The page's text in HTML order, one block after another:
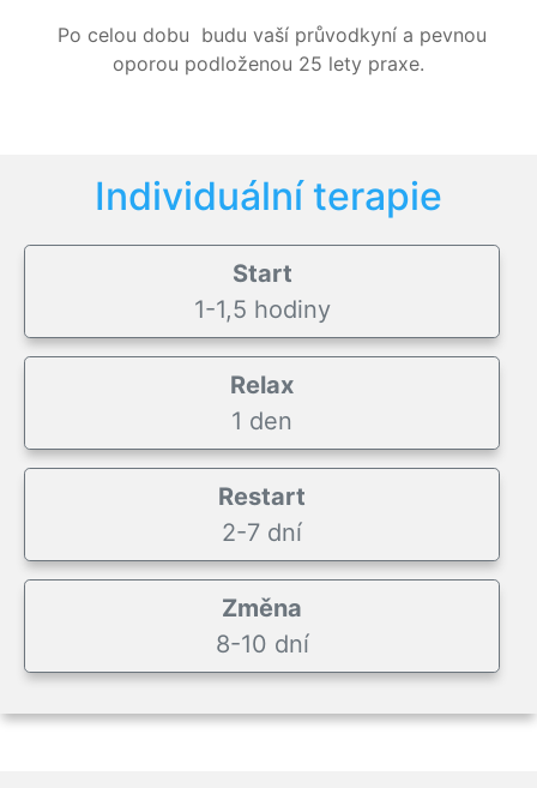
Po celou dobu budu vaší průvodkyní a pevnou
oporou podloženou 25 lety praxe.
Individuální terapie
Start
1-1,5 hodiny
Relax
1 den
Restart
2-7 dní
Změna
8-10 dní